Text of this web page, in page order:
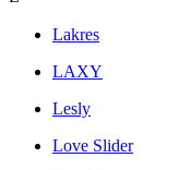
Lakres
LAXY
Lesly
Love Slider